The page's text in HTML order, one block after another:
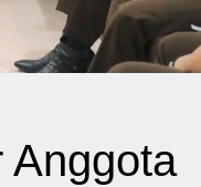
Anggota